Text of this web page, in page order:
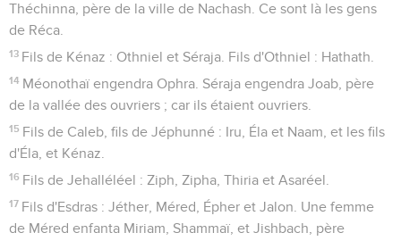
Théchinna, père de la ville de Nachash. Ce sont là les gens
de Réca.
13 Fils de Kénaz : Othniel et Séraja. Fils d'Othniel : Hathath.
14 Méonothaï engendra Ophra. Séraja engendra Joab, père
de la vallée des ouvriers ; car ils étaient ouvriers.
15 Fils de Caleb, fils de Jéphunné : Iru, Éla et Naam, et les fils
d'Éla, et Kénaz.
16 Fils de Jehalléléel : Ziph, Zipha, Thiria et Asaréel.
17 Fils d'Esdras : Jéther, Méred, Épher et Jalon. Une femme
de Méred enfanta Miriam, Shammaï, et Jishbach, père